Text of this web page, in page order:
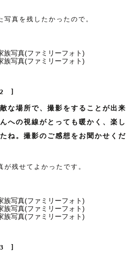
写真を残したかったので。
]
な場所で、撮影をすることが出来
への視線がとっても暖かく、楽し
ね。撮影のご感想をお聞かせくだ
が残せてよかったです。
]